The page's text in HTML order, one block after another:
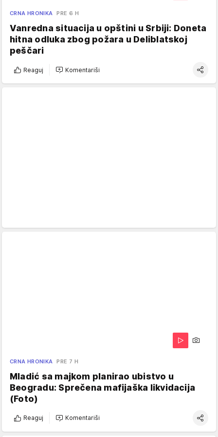
CRNA HRONIKA PRE 6 H
Vanredna situacija u opštini u Srbiji: Doneta
hitna odluka zbog požara u Deliblatskoj
peščari
Reaguj Komentariši
CRNA HRONIKA PRE 7 H
Mladić sa majkom planirao ubistvo u
Beogradu: Sprečena mafijaška likvidacija
(Foto)
Reaguj Komentariši